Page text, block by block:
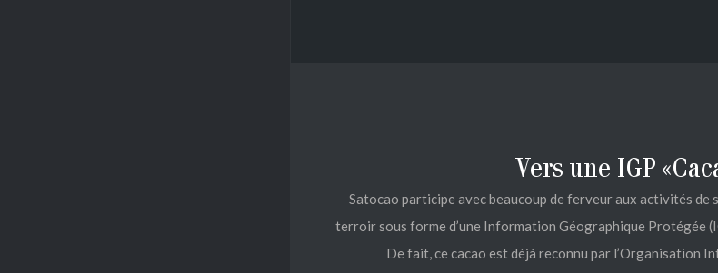
Vers une IGP
Satocao participe avec beaucoup de ferveur aux activités de
terroir sous forme d’une Information Géographique Protégée
De fait, ce cacao est déjà reconnu par l’Organisation